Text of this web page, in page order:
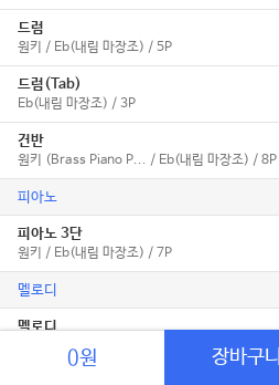
드럼
원키 / Eb(내림 마장조) / 5P
드럼(Tab)
Eb(내림 마장조) / 3P
건반
원키 (Brass Piano P... / Eb(내림 마장조) / 8P
피아노
피아노 3단
원키 / Eb(내림 마장조) / 7P
멜로디
멜로디
원키 / Eb(내림 마장조) / 2P
0원 장바구니